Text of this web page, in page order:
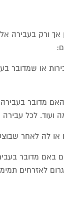
אך ורק בעבירה
או שמדובר
מדובר בעבירה
ועוד. לכל
באם מדובר
לאזרחים